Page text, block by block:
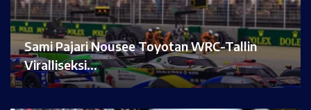
Sami Pajari Nousee Toyotan WRC-Tallin
Viralliseksi…